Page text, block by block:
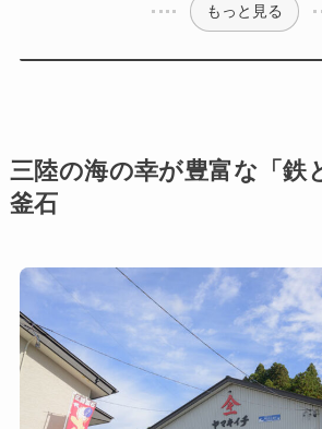
もっと見る
三陸の海の幸が豊富な「鉄
釜石